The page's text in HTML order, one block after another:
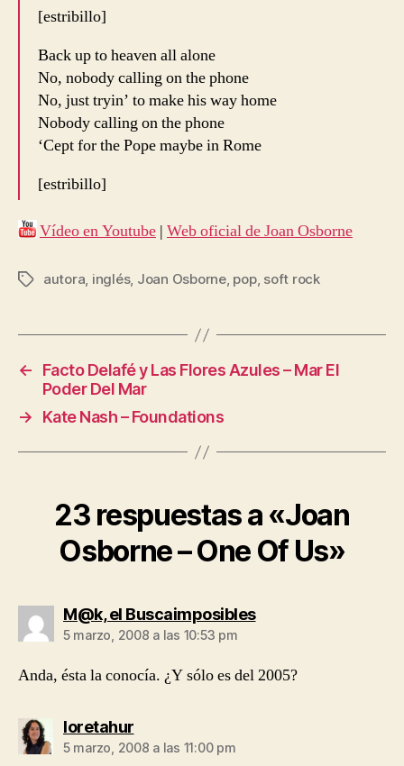
[estribillo]
Back up to heaven all alone
No, nobody calling on the phone
No, just tryin’ to make his way home
Nobody calling on the phone
‘Cept for the Pope maybe in Rome
[estribillo]
Vídeo en Youtube | Web oficial de Joan Osborne
Etiquetas
autora, inglés, Joan Osborne, pop, soft rock
←
Facto Delafé y Las Flores Azules – Mar El
Poder Del Mar
→
Kate Nash – Foundations
23 respuestas a «Joan
Osborne – One Of Us»
M@k, el Buscaimposiblesdice:
5 marzo, 2008 a las 10:53 pm
Anda, ésta la conocía. ¿Y sólo es del 2005?
loretahurdice:
5 marzo, 2008 a las 11:00 pm